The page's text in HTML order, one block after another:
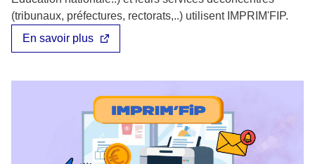
(tribunaux, préfectures, rectorats,..) utilisent IMPRIM'FIP.
En savoir plus